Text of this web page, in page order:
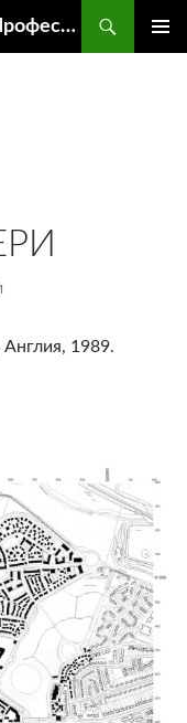
Архитектор Сергей Алексеев, Профессор кафедры ИА и АР ААИ ЮФУ
1989.